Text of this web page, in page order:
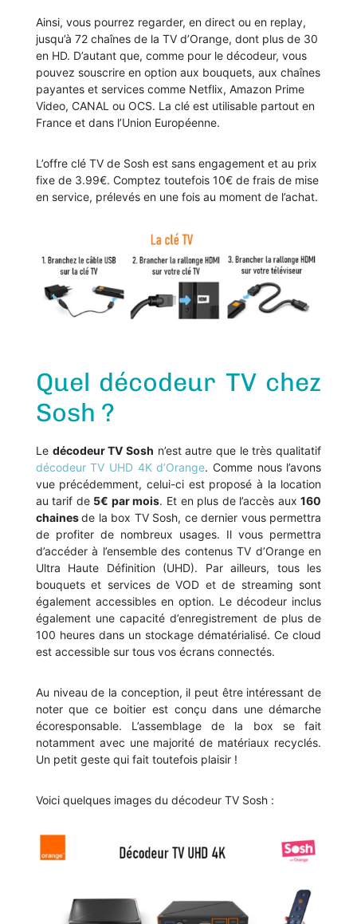
Ainsi, vous pourrez regarder, en direct ou en replay,
jusqu’à 72 chaînes de la TV d’Orange, dont plus de 30
en HD. D’autant que, comme pour le décodeur, vous
pouvez souscrire en option aux bouquets, aux chaînes
payantes et services comme Netflix, Amazon Prime
Video, CANAL ou OCS. La clé est utilisable partout en
France et dans l’Union Européenne.
L’offre clé TV de Sosh est sans engagement et au prix
fixe de 3.99€. Comptez toutefois 10€ de frais de mise
en service, prélevés en une fois au moment de l’achat.
Quel décodeur TV chez
Sosh ?
Le décodeur TV Sosh n’est autre que le très qualitatif
décodeur TV UHD 4K d’Orange. Comme nous l’avons
vue précédemment, celui-ci est proposé à la location
au tarif de 5€ par mois. Et en plus de l’accès aux160
chainesde la box TV Sosh, ce dernier vous permettra
de profiter de nombreux usages. Il vous permettra
d’accéder à l’ensemble des contenus TV d’Orange en
Ultra Haute Définition (UHD). Par ailleurs, tous les
bouquets et services de VOD et de streaming sont
également accessibles en option. Le décodeur inclus
également une capacité d’enregistrement de plus de
100 heures dans un stockage dématérialisé. Ce cloud
est accessible sur tous vos écrans connectés.
Au niveau de la conception, il peut être intéressant de
noter que ce boitier est conçu dans une démarche
écoresponsable. L’assemblage de la box se fait
notamment avec une majorité de matériaux recyclés.
Un petit geste qui fait toutefois plaisir !
Voici quelques images du décodeur TV Sosh :